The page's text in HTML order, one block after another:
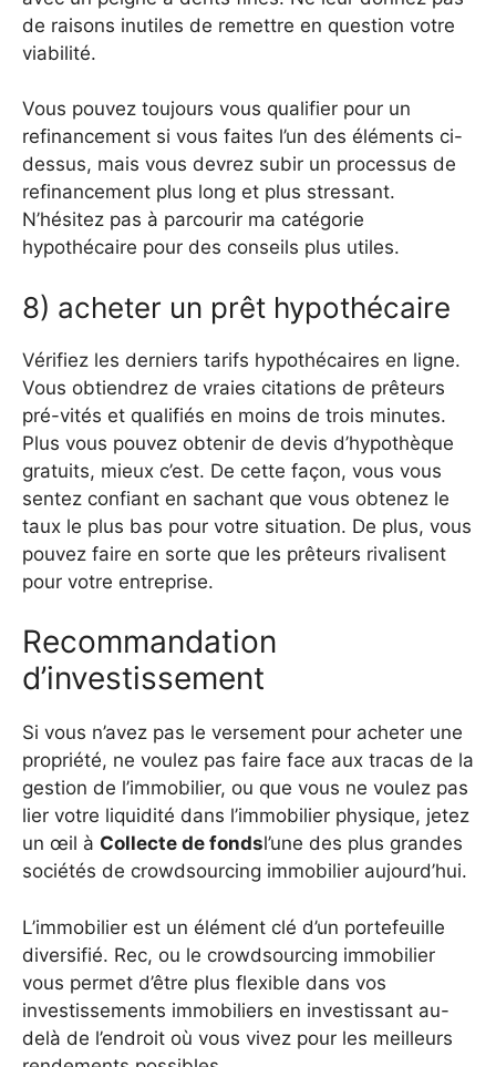
de raisons inutiles de remettre en question votre
viabilité.
Vous pouvez toujours vous qualifier pour un
refinancement si vous faites l’un des éléments ci-
dessus, mais vous devrez subir un processus de
refinancement plus long et plus stressant.
N’hésitez pas à parcourir ma catégorie
hypothécaire pour des conseils plus utiles.
8) acheter un prêt hypothécaire
Vérifiez les derniers tarifs hypothécaires en ligne.
Vous obtiendrez de vraies citations de prêteurs
pré-vités et qualifiés en moins de trois minutes.
Plus vous pouvez obtenir de devis d’hypothèque
gratuits, mieux c’est. De cette façon, vous vous
sentez confiant en sachant que vous obtenez le
taux le plus bas pour votre situation. De plus, vous
pouvez faire en sorte que les prêteurs rivalisent
pour votre entreprise.
Recommandation
d’investissement
Si vous n’avez pas le versement pour acheter une
propriété, ne voulez pas faire face aux tracas de la
gestion de l’immobilier, ou que vous ne voulez pas
lier votre liquidité dans l’immobilier physique, jetez
un œil à Collecte de fondsl’une des plus grandes
sociétés de crowdsourcing immobilier aujourd’hui.
L’immobilier est un élément clé d’un portefeuille
diversifié. Rec, ou le crowdsourcing immobilier
vous permet d’être plus flexible dans vos
investissements immobiliers en investissant au-
delà de l’endroit où vous vivez pour les meilleurs